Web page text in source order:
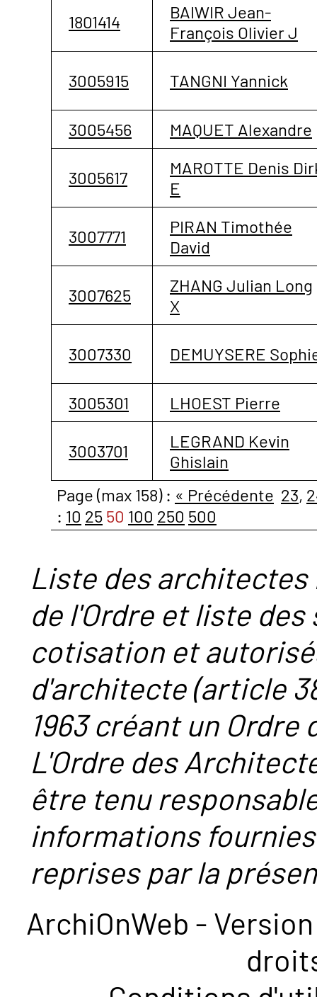
1801414
BAIWIR Jean-
François Olivier J
3005915 TANGNI Yannick
3005456 MAQUET Alexandre
3005617
MAROTTE Denis
E
3007771
PIRAN Timothée
David
3007625
ZHANG Julian Long
X
3007330 DEMUYSERE
3005301 LHOEST Pierre
3003701
LEGRAND Kevin
Ghislain
Page (max 158) : « Précédente 23,
: 10 25 50 100 250 500
Liste des
de l'Ordre et liste
cotisation et
d'architecte (article
1963 créant un
L'Ordre des
être tenu
informations
reprises par la
ArchiOnWeb -